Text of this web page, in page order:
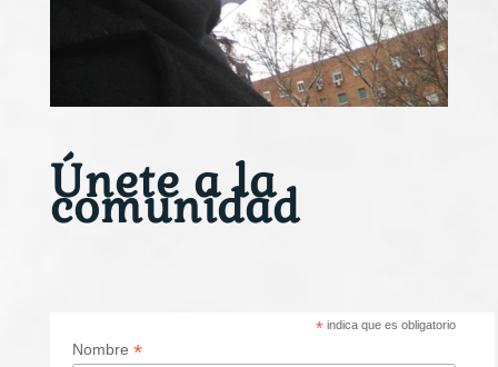
Únete a la
comunidad
* indica que es obligatorio
Nombre *